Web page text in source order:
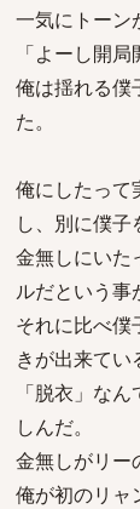
一気にトーン
「よーし開局
俺は揺れる僕
た。
俺にしたって
し、別に僕子
金無しにいた
ルだという事
それに比べ僕
きが出来てい
「脱衣」な
しんだ。
金無しがリー
俺が初のリャ